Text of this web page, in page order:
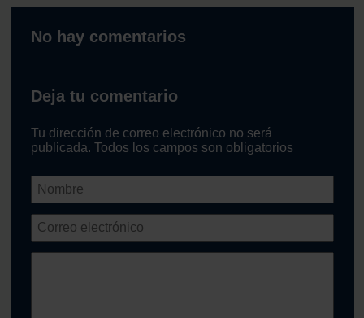
No hay comentarios
Deja tu comentario
Tu dirección de correo electrónico no será
publicada. Todos los campos son obligatorios